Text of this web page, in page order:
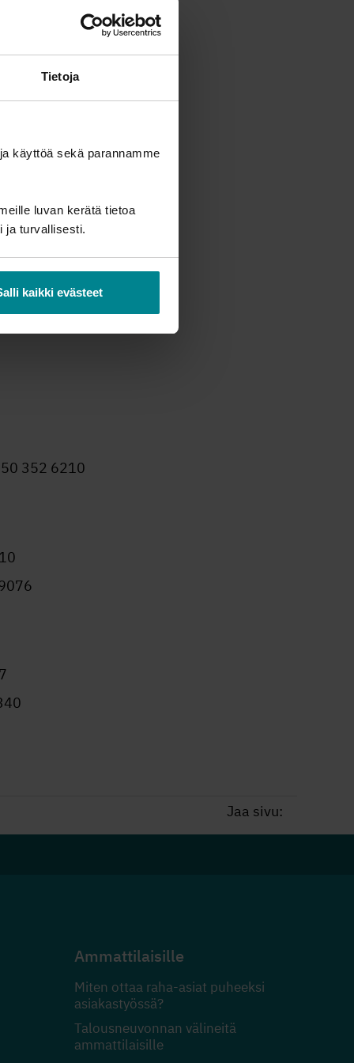
Tietoja
käyttöä sekä parannamme
luvan kerätä tietoa
ja turvallisesti.
kaikki evästeet
545 6569
(vanhempainvapaalla)
352 6210
Jaa sivu:
Ammattilaisille
Miten ottaa raha-asiat puheeksi
asiakastyössä?
Talousneuvonnan välineitä
ammattilaisille